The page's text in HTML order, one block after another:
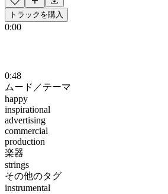
トラックを購入
0:00
0:48
ムード／テーマ
happy
inspirational
advertising
commercial
production
楽器
strings
その他のタグ
instrumental